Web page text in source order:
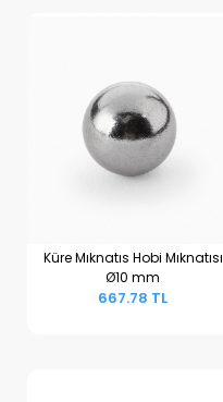
Sepete Ekle
Küre Mıknatıs Hobi Mıknatısı
Ø10 mm
667.78 TL